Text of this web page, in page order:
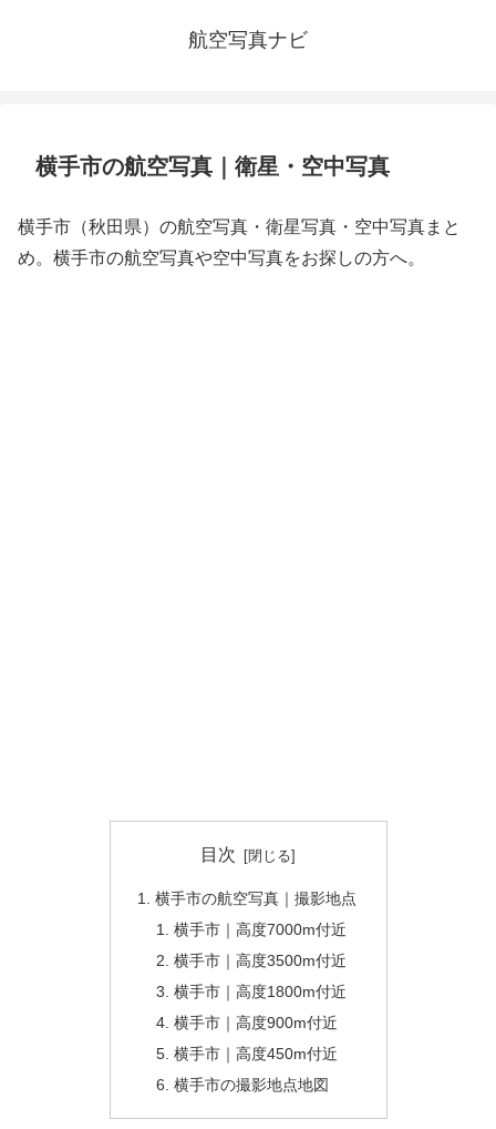
航空写真ナビ
横手市の航空写真｜衛星・空中写真
横手市（秋田県）の航空写真・衛星写真・空中写真まと
め。横手市の航空写真や空中写真をお探しの方へ。
目次
横手市の航空写真｜撮影地点
横手市｜高度7000m付近
横手市｜高度3500m付近
横手市｜高度1800m付近
横手市｜高度900m付近
横手市｜高度450m付近
横手市の撮影地点地図